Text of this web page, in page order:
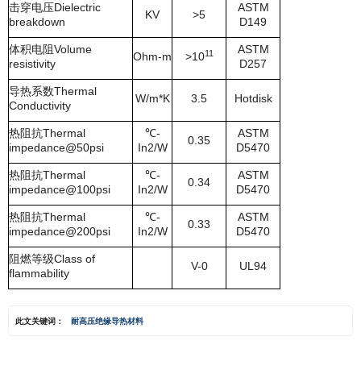
击穿电压Dielectric
breakdown
KV >5
ASTM
D149
体积电阻Volume
resistivity
Ohm-m >1011
ASTM
D257
导热系数Thermal
Conductivity
W/m*K 3.5 Hotdisk
热阻抗Thermal
impedance@50psi
℃-
In2/W
0.35
ASTM
D5470
热阻抗Thermal
impedance@100psi
℃-
In2/W
0.34
ASTM
D5470
热阻抗Thermal
impedance@200psi
℃-
In2/W
0.33
ASTM
D5470
阻燃等级Class of
flammability
V-0 UL94
此文关键词： 耐高压绝缘导热材料